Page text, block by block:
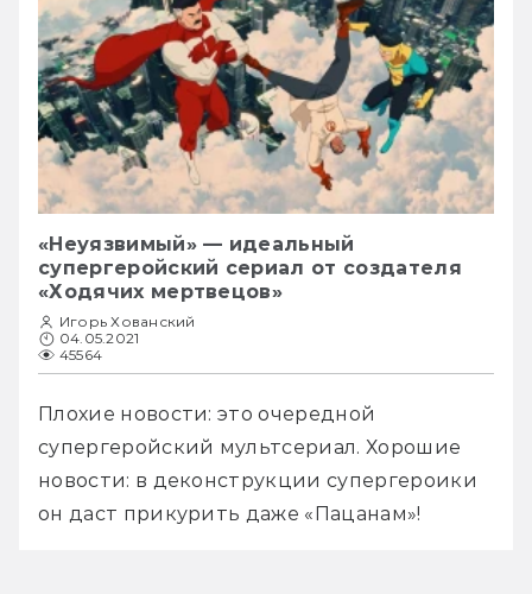
«Неуязвимый» — идеальный
супергеройский сериал от создателя
«Ходячих мертвецов»
Игорь Хованский
04.05.2021
45564
Плохие новости: это очередной
супергеройский мультсериал. Хорошие
новости: в деконструкции супергероики
он даст прикурить даже «Пацанам»!